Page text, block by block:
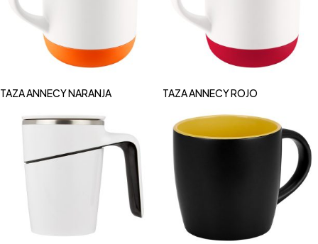
TAZA ANNECY NARANJA TAZA ANNECY ROJO